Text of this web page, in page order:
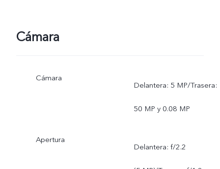
Cámara
Cámara
Delantera: 5 MP/Trasera:
50 MP y 0.08 MP
Apertura
Delantera: f/2.2